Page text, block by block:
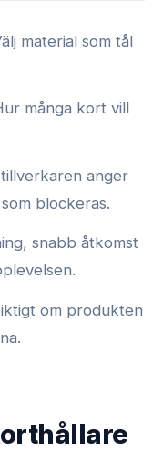
material som tål
många kort vill
anger
blockeras.
snabb åtkomst
om produkten